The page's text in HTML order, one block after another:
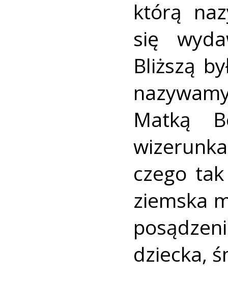
którą
się
Bliższą
Matką
czego
ziemska
dziecka,